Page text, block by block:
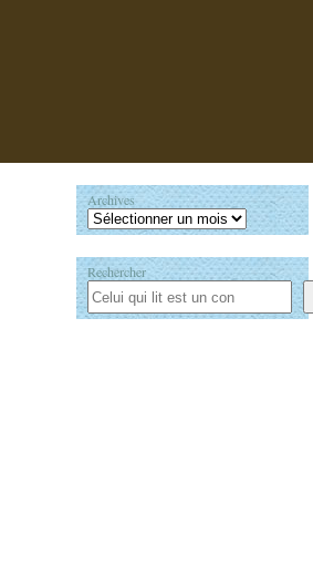
Archives
Rechercher